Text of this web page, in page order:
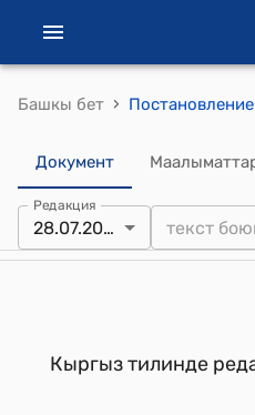
Башкы бет ›
Документ
Редакция
28.07.2015
Кыргыз тилинде